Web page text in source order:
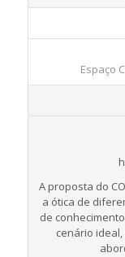
Espaço
A proposta do
a ótica de
de
cenário